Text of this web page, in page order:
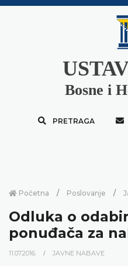
Bosne i
PRETRAGA
Početna Poslovanje
Odluka o
ponuđača za
11.07.2016. JAVNE NABAVE